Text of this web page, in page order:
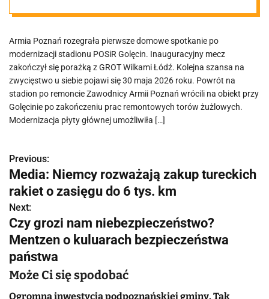
Golęcinie
Armia Poznań rozegrała pierwsze domowe spotkanie po
modernizacji stadionu POSiR Golęcin. Inauguracyjny mecz
zakończył się porażką z GROT Wilkami Łódź. Kolejna szansa na
zwycięstwo u siebie pojawi się 30 maja 2026 roku. Powrót na
stadion po remoncie Zawodnicy Armii Poznań wrócili na obiekt przy
Golęcinie po zakończeniu prac remontowych torów żużlowych.
Modernizacja płyty głównej umożliwiła […]
N
a
w
i
g
a
Previous:
Media: Niemcy rozważają zakup tureckich
rakiet o zasięgu do 6 tys. km
Next:
Czy grozi nam niebezpieczeństwo?
Mentzen o kuluarach bezpieczeństwa
państwa
Może Ci się spodobać
Ogromna inwestycja podpoznańskiej gminy. Tak